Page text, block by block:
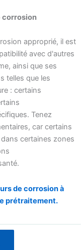
corrosion
approprié, il est
avec d'autres
ainsi que ses
telles que les
: certains
Tenez
car certains
certaines zones
de corrosion à
prétraitement.